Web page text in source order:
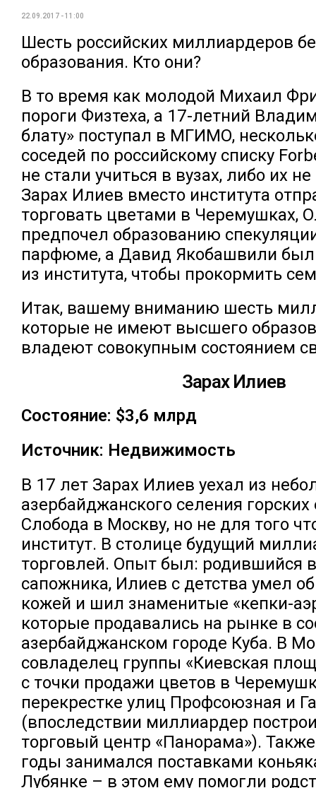
22.09.2017 - 11:00
Шесть российских миллиардеров
образования. Кто они?
В то время как молодой Михаил
пороги Физтеха, а 17-летний
блату» поступал в МГИМО,
соседей по российскому списку
не стали учиться в вузах, либо их
Зарах Илиев вместо института
торговать цветами в Черемушках,
предпочел образованию
парфюме, а Давид Якобашвили
из института, чтобы прокормить
Итак, вашему вниманию шесть
которые не имеют высшего
владеют совокупным состоянием
Зарах Илиев
Состояние: $3,6 млрд
Источник: Недвижимость
В 17 лет Зарах Илиев уехал из
азербайджанского селения
Слобода в Москву, но не для того
институт. В столице будущий
торговлей. Опыт был: родившийся
сапожника, Илиев с детства умел
кожей и шил знаменитые «кепки-
которые продавались на рынке в
азербайджанском городе Куба. В
совладелец группы «Киевская
с точки продажи цветов в
перекрестке улиц Профсоюзная и
(впоследствии миллиардер
торговый центр «Панорама»).
годы занимался поставками
Лубянке – в этом ему помогли